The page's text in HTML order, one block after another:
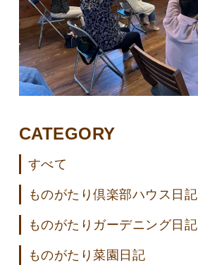
CATEGORY
すべて
ものがたり倶楽部ハウス日記
ものがたりガーデニング日記
ものがたり菜園日記